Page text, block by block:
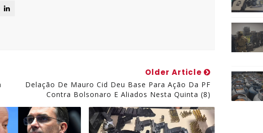
Older Article
Delação De Mauro Cid Deu Base Para Ação Da PF
Contra Bolsonaro E Aliados Nesta Quinta (8)